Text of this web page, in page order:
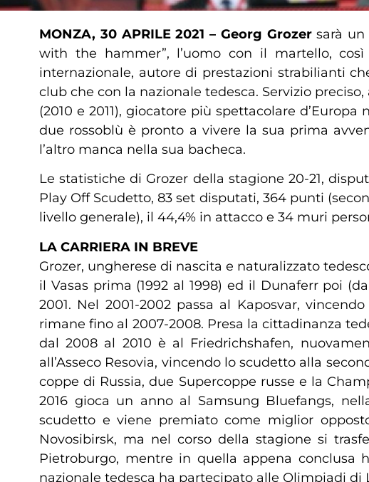
MONZA, 30 APRILE 2021 – Georg Grozersarà un
with the hammer”, l’uomo con il martello,
internazionale, autore di prestazioni strabilianti
club che con la nazionale tedesca. Servizio
(2010 e 2011), giocatore più spettacolare
due rossoblù è pronto a vivere la sua prima
l’altro manca nella sua bacheca.
Le statistiche di Grozer della stagione 20-21,
Play Off Scudetto, 83 set disputati, 364 punti
livello generale), il 44,4% in attacco e 34 muri
LA CARRIERA IN BREVE
Grozer, ungherese di nascita e naturalizzato
il Vasas prima (1992 al 1998) ed il Dunaferr poi
2001. Nel 2001-2002 passa al Kaposvar,
rimane fino al 2007-2008. Presa la cittadinanza
dal 2008 al 2010 è al Friedrichshafen,
all’Asseco Resovia, vincendo lo scudetto alla
coppe di Russia, due Supercoppe russe e la
2016 gioca un anno al Samsung Bluefangs,
scudetto e viene premiato come miglior
Novosibirsk, ma nel corso della stagione si
Pietroburgo, mentre in quella appena conclusa
nazionale tedesca ha partecipato alle Olimpiadi di